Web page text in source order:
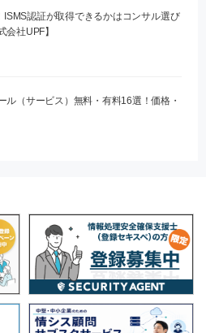
ISMS認証が取得できるかはコンサル選び
会社UPF】
ル（サービス）無料・有料16選！価格・